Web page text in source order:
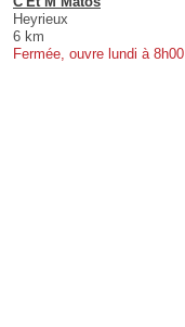
Heyrieux
6 km
Fermée, ouvre lundi à 8h00